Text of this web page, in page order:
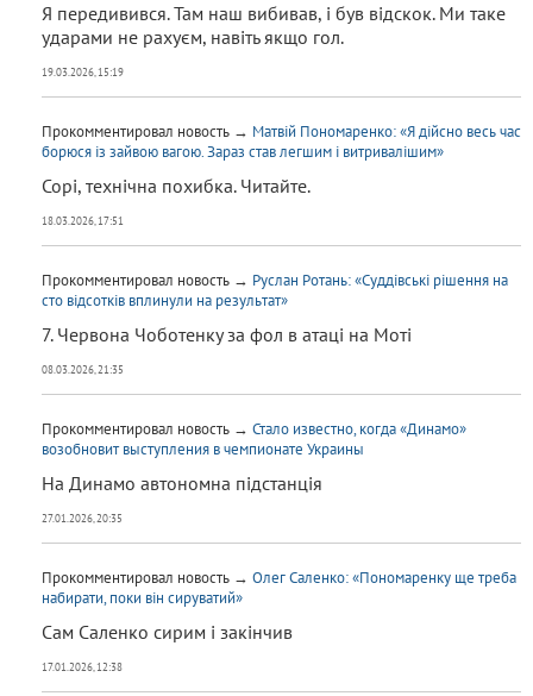
Я передивився. Там наш вибивав, і був відскок. Ми таке
ударами не рахуєм, навіть якщо гол.
19.03.2026, 15:19
Прокомментировал новость → Матвій Пономаренко: «Я дійсно весь час
борюся із зайвою вагою. Зараз став легшим і витривалішим»
Сорі, технічна похибка. Читайте.
18.03.2026, 17:51
Прокомментировал новость → Руслан Ротань: «Суддівські рішення на
сто відсотків вплинули на результат»
7. Червона Чоботенку за фол в атаці на Моті
08.03.2026, 21:35
Прокомментировал новость → Стало известно, когда «Динамо»
возобновит выступления в чемпионате Украины
На Динамо автономна підстанція
27.01.2026, 20:35
Прокомментировал новость → Олег Саленко: «Пономаренку ще треба
набирати, поки він сируватий»
Сам Саленко сирим і закінчив
17.01.2026, 12:38